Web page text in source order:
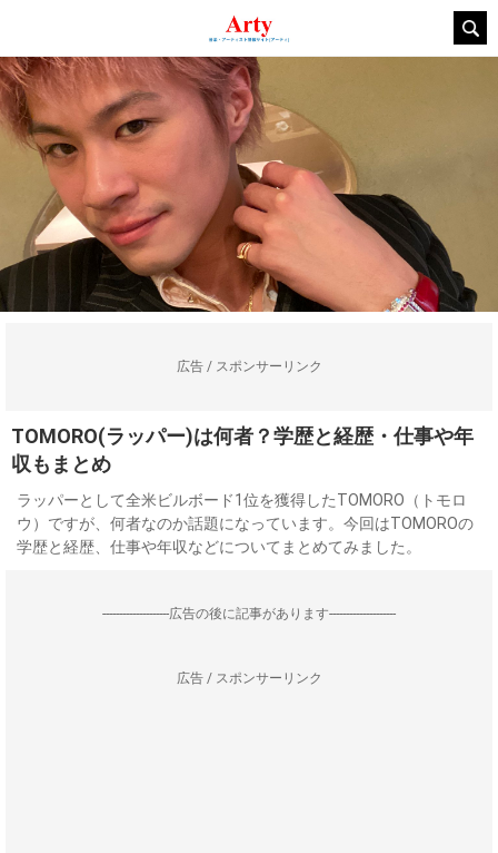
広告 / スポンサーリンク
TOMORO(ラッパー)は何者？学歴と経歴・仕事や年
収もまとめ
ラッパーとして全米ビルボード1位を獲得したTOMORO（トモロ
ウ）ですが、何者なのか話題になっています。今回はTOMOROの
学歴と経歴、仕事や年収などについてまとめてみました。
--------------------広告の後に記事があります--------------------
広告 / スポンサーリンク